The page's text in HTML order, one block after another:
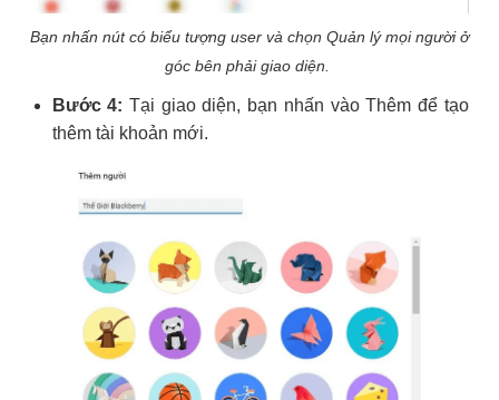
Bạn nhấn nút có biểu tượng user và chọn Quản lý mọi người ở
góc bên phải giao diện.
Bước 4: Tại giao diện, bạn nhấn vào Thêm để tạo
thêm tài khoản mới.